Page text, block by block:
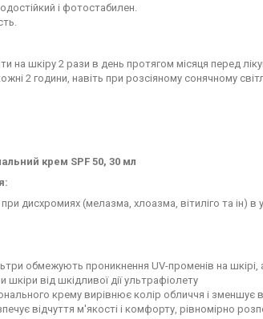
і фотостабилен.
на шкіру 2 рази в день протягом місяця перед
2 години, навіть при розсіяному сонячному
крем SPF 50, 30 мл
дисхромиях (мелазма, хлоазма, вітиліго та ін)
обмежують проникнення UV-променів на
шкіри від шкідливої дії ультрафіолету
крему вирівнює колір обличчя і зменшує
відчуття м'якості і комфорту, рівномірно